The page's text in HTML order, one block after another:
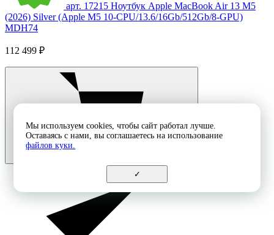
арт. 17215 Ноутбук Apple MacBook Air 13 M5
(2026) Silver (Apple M5 10-CPU/13.6/16Gb/512Gb/8-GPU)
MDH74
112 499 ₽
Мы используем cookies, чтобы сайт работал лучше.
Оставаясь с нами, вы соглашаетесь на использование
файлов куки.
✓